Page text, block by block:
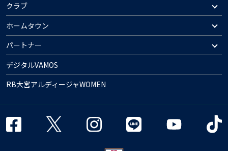
クラブ
ホームタウン
パートナー
デジタルVAMOS
RB大宮アルディージャWOMEN